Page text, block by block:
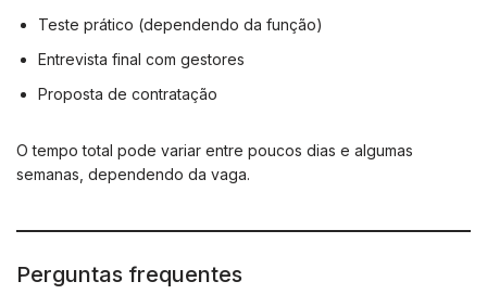
Teste prático (dependendo da função)
Entrevista final com gestores
Proposta de contratação
O tempo total pode variar entre poucos dias e algumas
semanas, dependendo da vaga.
Perguntas frequentes